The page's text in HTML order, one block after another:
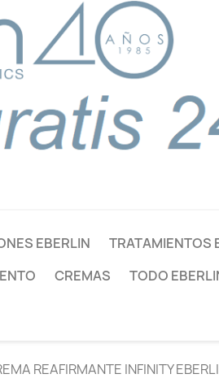
EBERLIN TRATAMIENTOS
CREMAS TODO
REAFIRMANTE INFINITY